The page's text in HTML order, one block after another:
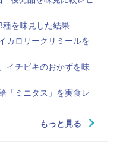
を味見した結果…
カロリークリミールを
イチビキのおかずを味
「ミニタス」を実食レ
もっと見る